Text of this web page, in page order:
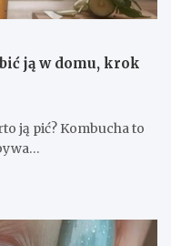
ją w domu, krok
ją pić? Kombucha to